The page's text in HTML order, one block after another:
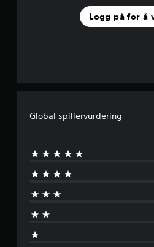
Logg på for å
Global spillervurdering